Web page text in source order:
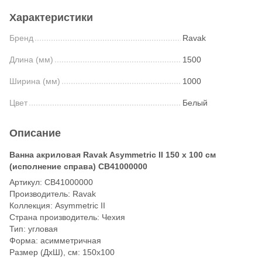
Характеристики
Бренд Ravak
Длина (мм) 1500
Ширина (мм) 1000
Цвет Белый
Описание
Ванна акриловая Ravak Asymmetric II 150 х 100 см
(исполнение справа) CB41000000
Артикул: CB41000000
Производитель: Ravak
Коллекция: Asymmetric II
Страна производитель: Чехия
Тип: угловая
Форма: асимметричная
Размер (ДхШ), см: 150х100